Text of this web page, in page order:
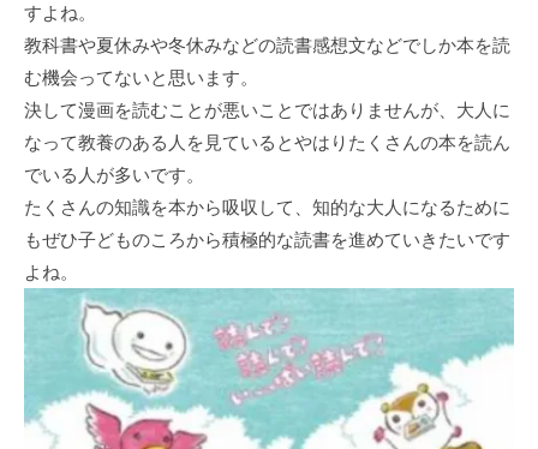
すよね。
教科書や夏休みや冬休みなどの読書感想文などでしか本を読
む機会ってないと思います。
決して漫画を読むことが悪いことではありませんが、大人に
なって教養のある人を見ているとやはりたくさんの本を読ん
でいる人が多いです。
たくさんの知識を本から吸収して、知的な大人になるために
もぜひ子どものころから積極的な読書を進めていきたいです
よね。